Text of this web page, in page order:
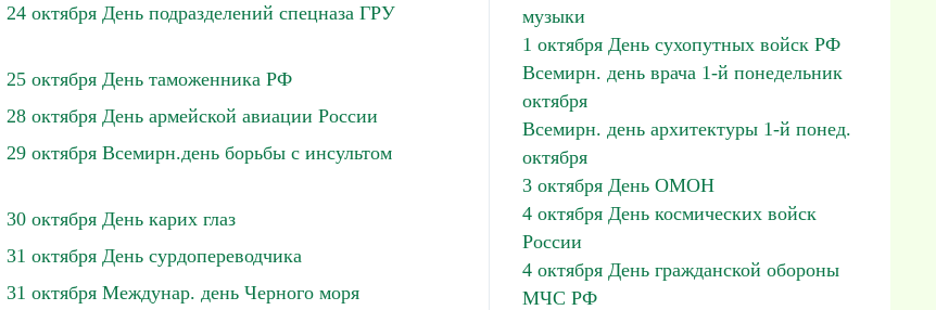
24 октября День подразделений спецназа ГРУ
25 октября День таможенника РФ
28 октября День армейской авиации России
29 октября Всемирн.день борьбы с инсультом
30 октября День карих глаз
31 октября День сурдопереводчика
31 октября Междунар. день Черного моря
музыки
1 октября День сухопутных войск РФ
Всемирн. день врача 1-й понедельник
октября
Всемирн. день архитектуры 1-й понед.
октября
3 октября День ОМОН
4 октября День космических войск
России
4 октября День гражданской обороны
МЧС РФ